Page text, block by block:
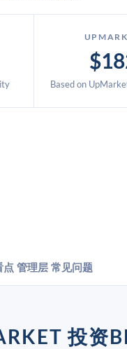
Based on
点 管理层 常见问题
投资